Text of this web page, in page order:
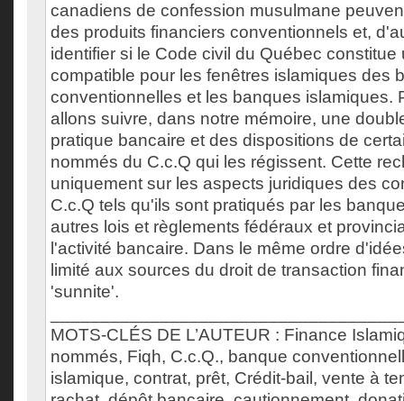
canadiens de confession musulmane
des produits financiers conventionnels et,
identifier si le Code civil du Québec constitue
compatible pour les fenêtres islamiques des
conventionnelles et les banques islamiques.
allons suivre, dans notre mémoire, une
pratique bancaire et des dispositions de
nommés du C.c.Q qui les régissent. Cette
uniquement sur les aspects juridiques des
C.c.Q tels qu'ils sont pratiqués par les
autres lois et règlements fédéraux et
l'activité bancaire. Dans le même ordre
limité aux sources du droit de transaction
'sunnite'.
MOTS-CLÉS DE L’AUTEUR : Finance
nommés, Fiqh, C.c.Q., banque
islamique, contrat, prêt, Crédit-bail, vente à